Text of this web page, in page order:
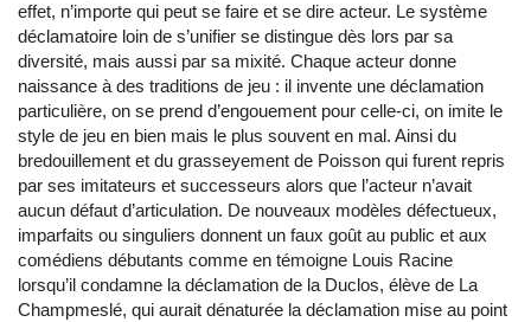
effet, n’importe qui peut se faire et se dire acteur. Le système
déclamatoire loin de s’unifier se distingue dès lors par sa
diversité, mais aussi par sa mixité. Chaque acteur donne
naissance à des traditions de jeu : il invente une déclamation
particulière, on se prend d’engouement pour celle-ci, on imite le
style de jeu en bien mais le plus souvent en mal. Ainsi du
bredouillement et du grasseyement de Poisson qui furent repris
par ses imitateurs et successeurs alors que l’acteur n’avait
aucun défaut d’articulation. De nouveaux modèles défectueux,
imparfaits ou singuliers donnent un faux goût au public et aux
comédiens débutants comme en témoigne Louis Racine
lorsqu’il condamne la déclamation de la Duclos, élève de La
Champmeslé, qui aurait dénaturée la déclamation mise au point